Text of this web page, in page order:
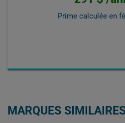
Prime calculée en
MARQUES